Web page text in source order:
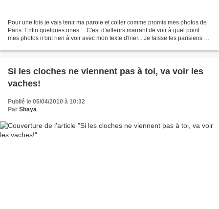
Pour une fois je vais tenir ma parole et coller comme promis mes photos de
Paris. Enfin quelques unes ... C'est d'ailleurs marrant de voir à quel point
mes photos n'ont rien à voir avec mon texte d'hier... Je laisse les parisiens et
Si les cloches ne viennent pas à toi, va voir les
vaches!
Publié le 05/04/2010 à 10:32
Par Shaya